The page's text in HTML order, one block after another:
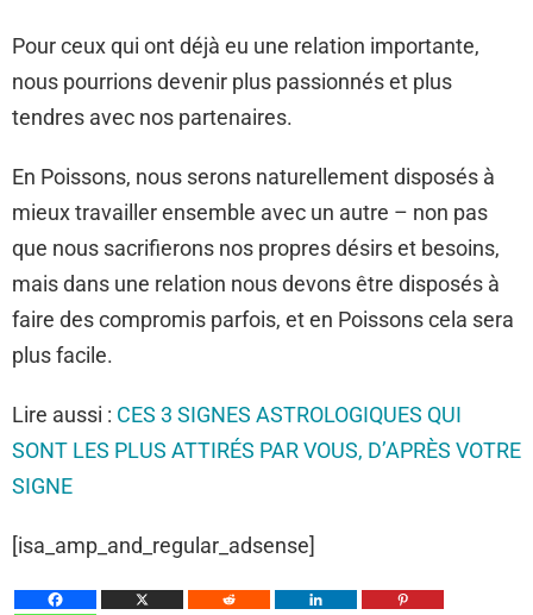
Pour ceux qui ont déjà eu une relation importante,
nous pourrions devenir plus passionnés et plus
tendres avec nos partenaires.
En Poissons, nous serons naturellement disposés à
mieux travailler ensemble avec un autre – non pas
que nous sacrifierons nos propres désirs et besoins,
mais dans une relation nous devons être disposés à
faire des compromis parfois, et en Poissons cela sera
plus facile.
Lire aussi : CES 3 SIGNES ASTROLOGIQUES QUI
SONT LES PLUS ATTIRÉS PAR VOUS, D’APRÈS VOTRE
SIGNE
[isa_amp_and_regular_adsense]